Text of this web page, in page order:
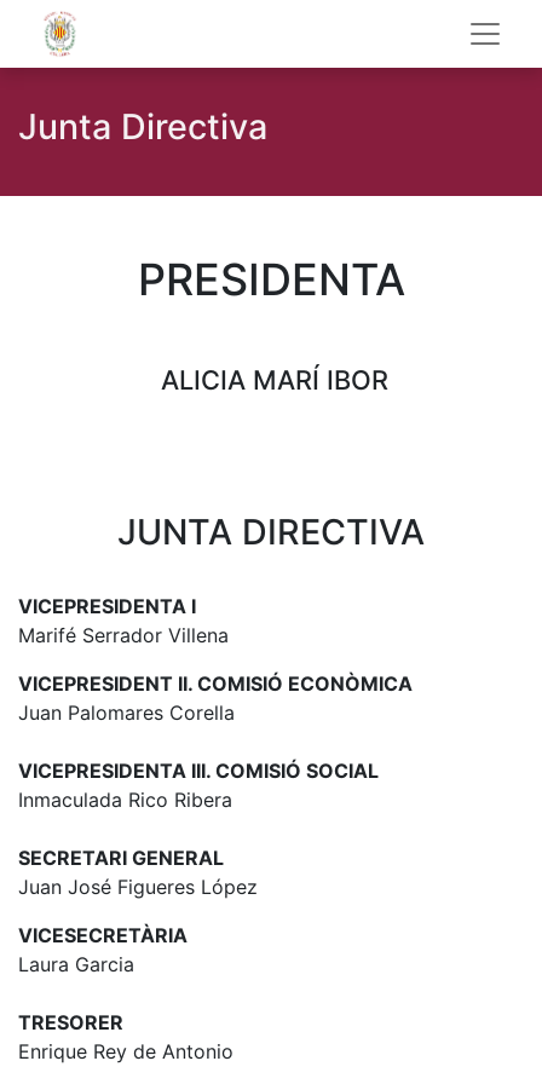
Junta Directiva
PRESIDENTA
ALICIA MARÍ IBOR
JUNTA DIRECTIVA
VICEPRESIDENTA I
Marifé Serrador Villena
VICEPRESIDENT II. COMISIÓ ECONÒMICA
Juan Palomares Corella
VICEPRESIDENTA III. COMISIÓ SOCIAL
Inmaculada Rico Ribera
SECRETARI GENERAL
Juan José Figueres López
VICESECRETÀRIA
Laura Garcia
TRESORER
Enrique Rey de Antonio